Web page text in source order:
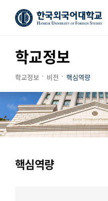
학교정보
학교정보 비전 핵심역량
핵심역량